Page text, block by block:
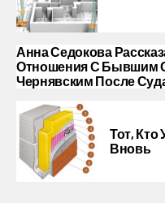
Анна Седокова
Отношения С Бывшим
Чернявским После
Тот, Кто
Вновь